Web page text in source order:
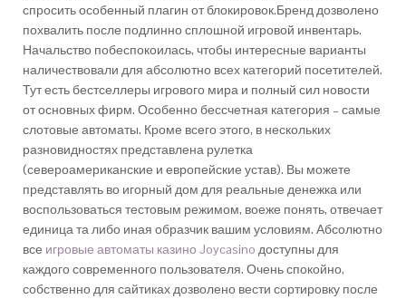
спросить особенный плагин от блокировок.Бренд дозволено
похвалить после подлинно сплошной игровой инвентарь.
Начальство побеспокоилась, чтобы интересные варианты
наличествовали для абсолютно всех категорий посетителей.
Тут есть бестселлеры игрового мира и полный сил новости
от основных фирм. Особенно бессчетная категория – самые
слотовые автоматы. Кроме всего этого, в нескольких
разновидностях представлена рулетка
(североамериканские и европейские устав). Вы можете
представлять во игорный дом для реальные денежка или
воспользоваться тестовым режимом, воеже понять, отвечает
единица та либо иная образчик вашим условиям. Абсолютно
все игровые автоматы казино Joycasino доступны для
каждого современного пользователя. Очень спокойно,
собственно для сайтиках дозволено вести сортировку после